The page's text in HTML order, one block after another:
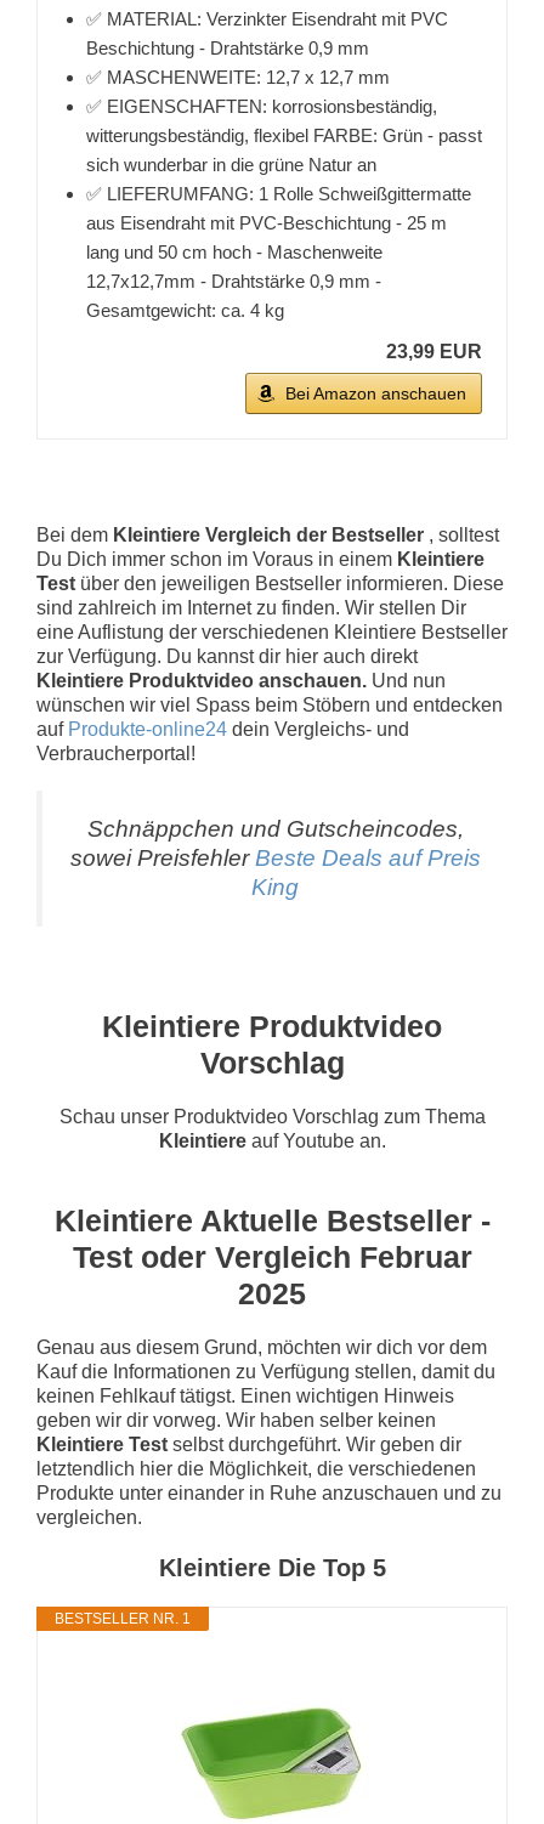
✅ MATERIAL: Verzinkter Eisendraht mit PVC
Beschichtung - Drahtstärke 0,9 mm
✅ MASCHENWEITE: 12,7 x 12,7 mm
✅ EIGENSCHAFTEN: korrosionsbeständig,
witterungsbeständig, flexibel FARBE: Grün - passt
sich wunderbar in die grüne Natur an
✅ LIEFERUMFANG: 1 Rolle Schweißgittermatte
aus Eisendraht mit PVC-Beschichtung - 25 m
lang und 50 cm hoch - Maschenweite
12,7x12,7mm - Drahtstärke 0,9 mm -
Gesamtgewicht: ca. 4 kg
23,99 EUR
Bei Amazon anschauen
Bei dem Kleintiere Vergleich der Bestseller , solltest
Du Dich immer schon im Voraus in einem Kleintiere
Test über den jeweiligen Bestseller informieren. Diese
sind zahlreich im Internet zu finden. Wir stellen Dir
eine Auflistung der verschiedenen Kleintiere Bestseller
zur Verfügung. Du kannst dir hier auch direkt
Kleintiere Produktvideo anschauen. Und nun
wünschen wir viel Spass beim Stöbern und entdecken
auf Produkte-online24 dein Vergleichs- und
Verbraucherportal!
Schnäppchen und Gutscheincodes,
sowei Preisfehler Beste Deals auf Preis
King
Kleintiere Produktvideo
Vorschlag
Schau unser Produktvideo Vorschlag zum Thema
Kleintiereauf Youtube an.
Kleintiere Aktuelle Bestseller -
Test oder Vergleich Februar
2025
Genau aus diesem Grund, möchten wir dich vor dem
Kauf die Informationen zu Verfügung stellen, damit du
keinen Fehlkauf tätigst. Einen wichtigen Hinweis
geben wir dir vorweg. Wir haben selber keinen
Kleintiere Test selbst durchgeführt. Wir geben dir
letztendlich hier die Möglichkeit, die verschiedenen
Produkte unter einander in Ruhe anzuschauen und zu
vergleichen.
Kleintiere Die Top 5
BESTSELLER NR. 1